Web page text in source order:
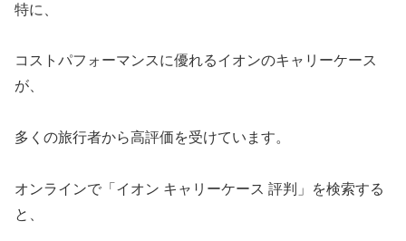
特に、
コストパフォーマンスに優れるイオンのキャリーケース
が、
多くの旅行者から高評価を受けています。
オンラインで「イオン キャリーケース 評判」を検索する
と、